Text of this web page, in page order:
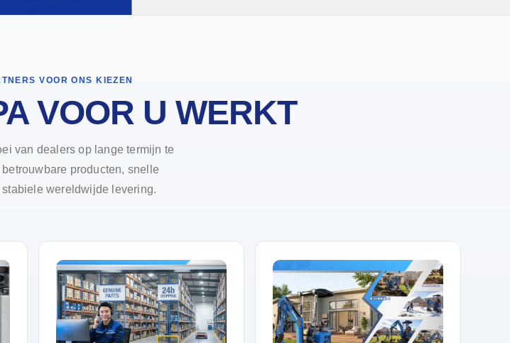
VOOR ONS KIEZEN
VOOR U WERKT
van dealers op lange termijn te
producten, snelle
wereldwijde levering.